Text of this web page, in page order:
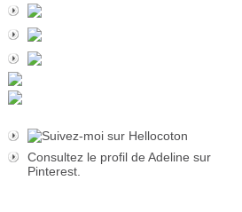
Consultez le profil de Adeline sur
Pinterest.